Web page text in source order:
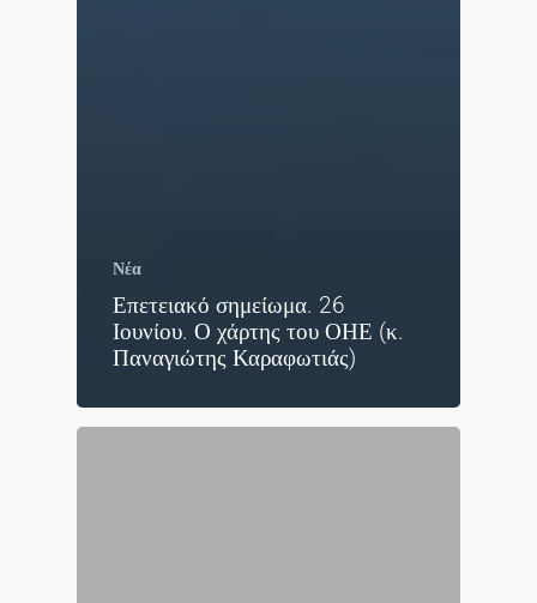
Νέα
Επετειακό σημείωμα. 26
Ιουνίου. Ο χάρτης του ΟΗΕ (κ.
Παναγιώτης Καραφωτιάς)